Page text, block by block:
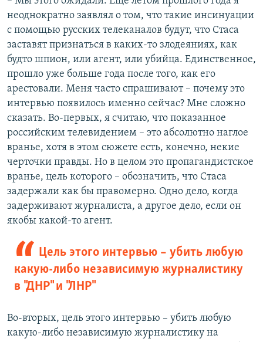
неоднократно заявлял о том, что такие инсинуации
с помощью русских телеканалов будут, что Стаса
заставят признаться в каких-то злодеяниях, как
будто шпион, или агент, или убийца. Единственное,
прошло уже больше года после того, как его
арестовали. Меня часто спрашивают – почему это
интервью появилось именно сейчас? Мне сложно
сказать. Во-первых, я считаю, что показанное
российским телевидением – это абсолютно наглое
вранье, хотя в этом сюжете есть, конечно, некие
черточки правды. Но в целом это пропагандистское
вранье, цель которого – обозначить, что Стаса
задержали как бы правомерно. Одно дело, когда
задерживают журналиста, а другое дело, если он
якобы какой-то агент.
Цель этого интервью – убить любую
какую-либо независимую журналистику
в "ДНР" и "ЛНР"
Во-вторых, цель этого интервью – убить любую
какую-либо независимую журналистику на